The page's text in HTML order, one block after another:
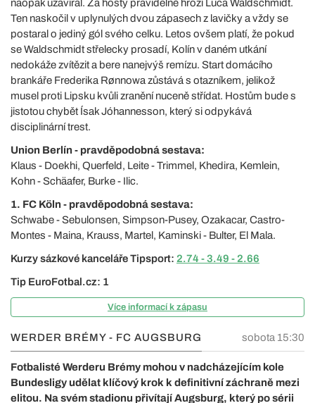
naopak uzavíral. Za hosty pravidelně hrozí Luca Waldschmidt.
Ten naskočil v uplynulých dvou zápasech z lavičky a vždy se
postaral o jediný gól svého celku. Letos ovšem platí, že pokud
se Waldschmidt střelecky prosadí, Kolín v daném utkání
nedokáže zvítězit a bere nanejvýš remízu. Start domácího
brankáře Frederika Rønnowa zůstává s otazníkem, jelikož
musel proti Lipsku kvůli zranění nuceně střídat. Hostům bude s
jistotou chybět Ísak Jóhannesson, který si odpykává
disciplinární trest.
Union Berlín - pravděpodobná sestava:
Klaus - Doekhi, Querfeld, Leite - Trimmel, Khedira, Kemlein,
Kohn - Schäafer, Burke - Ilic.
1. FC Köln - pravděpodobná sestava:
Schwabe - Sebulonsen, Simpson-Pusey, Ozakacar, Castro-
Montes - Maina, Krauss, Martel, Kaminski - Bulter, El Mala.
Kurzy sázkové kanceláře Tipsport: 2.74 - 3.49 - 2.66
Tip EuroFotbal.cz: 1
Více informací k zápasu
WERDER BRÉMY - FC AUGSBURG sobota 15:30
Fotbalisté Werderu Brémy mohou v nadcházejícím kole
Bundesligy udělat klíčový krok k definitivní záchraně mezi
elitou. Na svém stadionu přivítají Augsburg, který po sérii